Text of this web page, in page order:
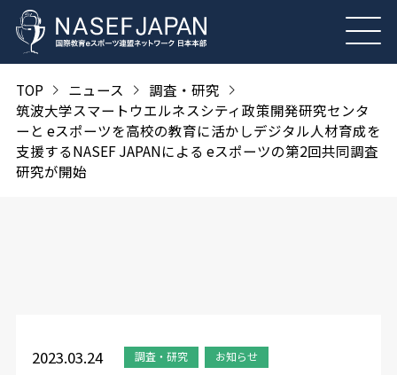
TOP ニュース
調査・研究
筑波大学スマートウエルネスシティ政策開発研究センタ
ーと eスポーツを高校の教育に活かしデジタル人材育成を
支援するNASEF JAPANによる eスポーツの第2回共同調査
研究が開始
2023.03.24 調査・研究 お知らせ